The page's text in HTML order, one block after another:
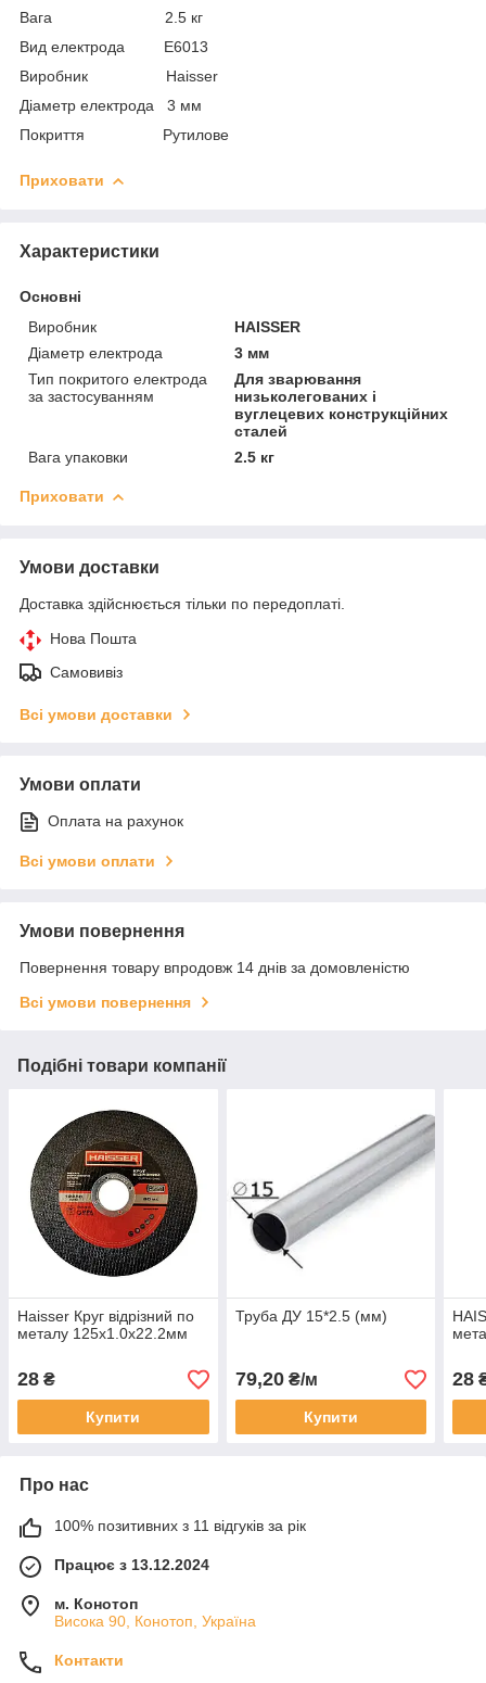
Вага 2.5 кг
Вид електрода E6013
Виробник Haisser
Діаметр електрода 3 мм
Покриття Рутилове
Приховати
Характеристики
Основні
Виробник
HAISSER
Діаметр електрода
3 мм
Тип покритого електрода
за застосуванням
Для зварювання
низьколегованих і
вуглецевих конструкційних
сталей
Вага упаковки
2.5 кг
Приховати
Умови доставки
Доставка здійснюється тільки по передоплаті.
Нова Пошта
Самовивіз
Всі умови доставки
Умови оплати
Оплата на рахунок
Всі умови оплати
Умови повернення
Повернення товару впродовж 14 днів за домовленістю
Всі умови повернення
Подібні товари компанії
Haisser Круг відрізний по
металу 125х1.0х22.2мм
28 ₴
Купити
Труба ДУ 15*2.5 (мм)
79,20₴/м
Купити
28
Про нас
100% позитивних з 11 відгуків за рік
Працює з 13.12.2024
м. Конотоп
Висока 90, Конотоп, Україна
Контакти